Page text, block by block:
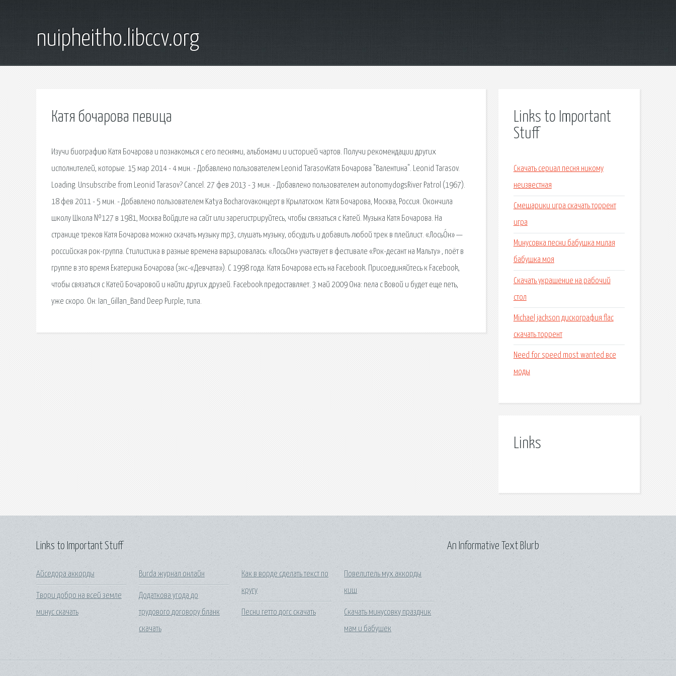
nuipheitho.libccv.org
Катя бочарова певица
Изучи биографию Катя Бочарова и познакомься с его песнями, альбомами и историей чартов. Получи рекомендации других
исполнителей, которые. 15 мар 2014 - 4 мин. - Добавлено пользователем Leonid TarasovКатя Бочарова "Валентина". Leonid Tarasov.
Loading. Unsubscribe from Leonid Tarasov? Cancel. 27 фев 2013 - 3 мин. - Добавлено пользователем autonomydogsRiver Patrol (1967).
18 фев 2011 - 5 мин. - Добавлено пользователем Katya Bocharovaконцерт в Крылатском. Катя Бочарова, Москва, Россия. Окончила
школу Школа №127 в 1981, Москва Войдите на сайт или зарегистрируйтесь, чтобы связаться с Катей. Музыка Катя Бочарова. На
странице треков Катя Бочарова можно скачать музыку mp3, слушать музыку, обсудить и добавить любой трек в плейлист. «ЛосьО́н» —
российская рок-группа. Стилистика в разные времена варьировалась: «ЛосьОн» участвует в фестивале «Рок-десант на Мальту» , поёт в
группе в это время Екатерина Бочарова (экс-«Девчата»). С 1998 года. Катя Бочарова есть на Facebook. Присоединяйтесь к Facebook,
чтобы связаться с Катей Бочаровой и найти других друзей. Facebook предоставляет. 3 май 2009 Она: пела с Вовой и будет еще петь,
уже скоро. Он: Ian_Gillan_Band Deep Purple, типа.
Links to Important
Stuff
Скачать сериал песня никому
неизвестная
Смешарики игра скачать торрент
игра
Минусовка песни бабушка милая
бабушка моя
Скачать украшение на рабочий
стол
Michael jackson дискография flac
скачать торрент
Need for speed most wanted все
моды
Links
Links to Important Stuff
Айседора аккорды
Твори добро на всей земле
минус скачать
Burda журнал онлайн
Додаткова угода до
трудового договору бланк
скачать
Как в ворде сделать текст по
кругу
Песни гетто догс скачать
Повелитель мух аккорды
киш
Скачать минусовку праздник
мам и бабушек
An Informative Text Blurb